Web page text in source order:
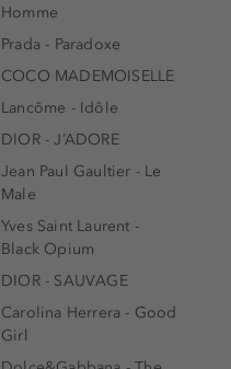
Homme
Prada - Paradoxe
COCO MADEMOISELLE
Lancôme - Idôle
DIOR - J’ADORE
Jean Paul Gaultier - Le
Male
Yves Saint Laurent -
Black Opium
DIOR - SAUVAGE
Carolina Herrera - Good
Girl